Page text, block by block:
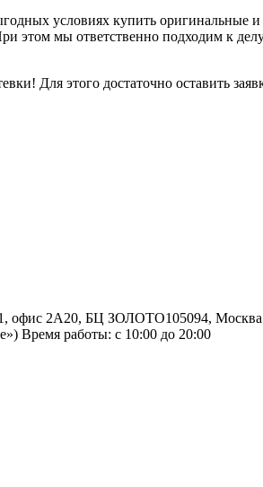
условиях купить
этом мы ответственно подходим к
Для этого достаточно оставить
11, офис 2А20, БЦ ЗОЛОТО105094, Москва
Время работы: с 10:00 до 20:00